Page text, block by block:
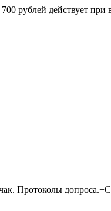
700 рублей действует
Протоколы